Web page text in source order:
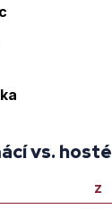
vs. hosté
Z